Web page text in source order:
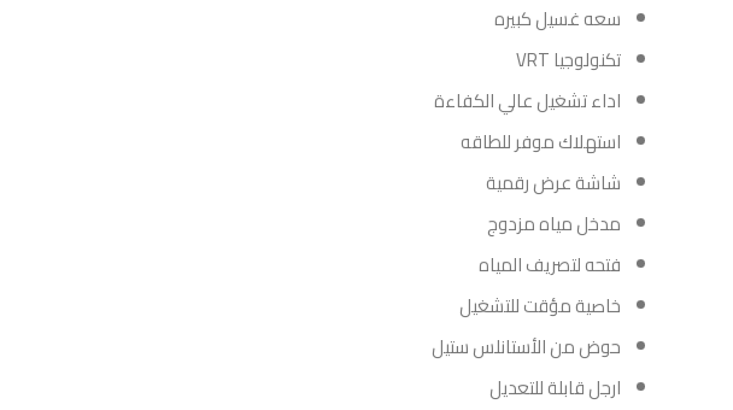
سعه غسيل كبيره
تكنولوجيا VRT
اداء تشغيل عالي الكفاءة
استهلاك موفر للطاقه
شاشة عرض رقمية
مدخل مياه مزدوج
فتحه لتصريف المياه
خاصية مؤقت للتشغيل
حوض من الأستانلس ستيل
ارجل قابلة للتعديل